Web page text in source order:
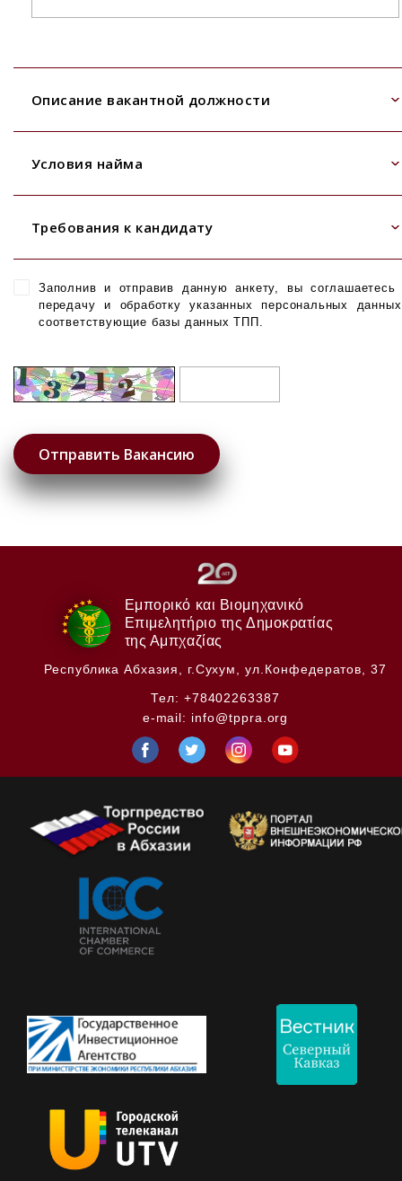
Описание вакантной должности
Условия найма
Требования к кандидату
Заполнив и отправив данную анкету, вы соглашаетесь
передачу и обработку указанных персональных
соответствующие базы данных ТПП.
Εμπορικό και Βιομηχανικό
Επιμελητήριο της Δημοκρατίας
της Αμπχαζίας
Республика Абхазия,
г.Сухум, ул.Конфедератов, 37
Тел: +78402263387
e-mail: info@tppra.org